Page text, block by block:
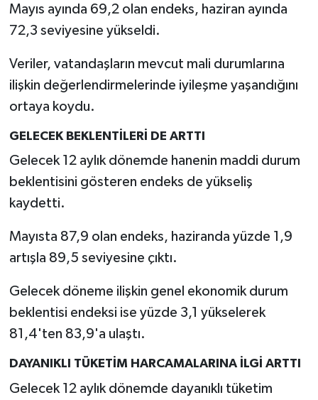
Mayıs ayında 69,2 olan endeks, haziran ayında
72,3 seviyesine yükseldi.
Veriler, vatandaşların mevcut mali durumlarına
ilişkin değerlendirmelerinde iyileşme yaşandığını
ortaya koydu.
GELECEK BEKLENTİLERİ DE ARTTI
Gelecek 12 aylık dönemde hanenin maddi durum
beklentisini gösteren endeks de yükseliş
kaydetti.
Mayısta 87,9 olan endeks, haziranda yüzde 1,9
artışla 89,5 seviyesine çıktı.
Gelecek döneme ilişkin genel ekonomik durum
beklentisi endeksi ise yüzde 3,1 yükselerek
81,4'ten 83,9'a ulaştı.
DAYANIKLI TÜKETİM HARCAMALARINA İLGİ ARTTI
Gelecek 12 aylık dönemde dayanıklı tüketim
Rüya Tabirleri
Sağlık
Şaphane
Simav
Siyaset
Teknoloji
Türkiye
Video Galeri
Yaşam